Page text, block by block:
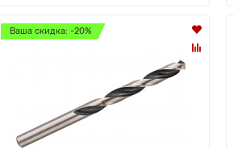
Ваша скидка: -20%